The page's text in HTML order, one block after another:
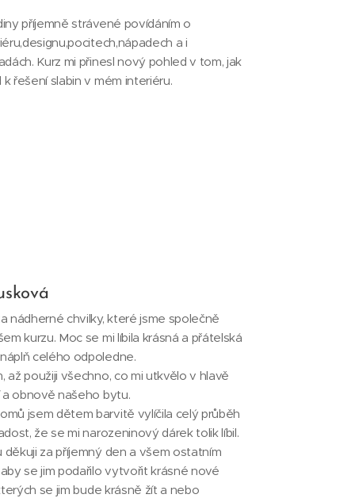
příjemně strávené povídáním o
a i
Kurz mi přinesl nový pohled v tom, jak
řešení slabin v mém interiéru.
nádherné chvilky, které jsme společně
kurzu. Moc se mi líbila krásná a přátelská
celého odpoledne.
až použiji všechno, co mi utkvělo v hlavě
a obnově našeho bytu.
jsem dětem barvitě vylíčila celý průběh
že se mi narozeninový dárek tolik líbil.
za příjemný den a všem ostatním
aby se jim podařilo vytvořit krásné nové
se jim bude krásně žít a nebo